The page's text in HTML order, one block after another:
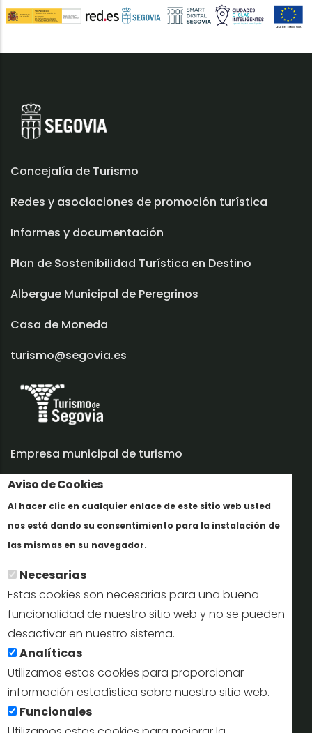
Aviso de Cookies
Al hacer clic en cualquier enlace de este sitio web usted
nos está dando su consentimiento para la instalación de
las mismas en su navegador.
Necesarias
Estas cookies son necesarias para una buena
funcionalidad de nuestro sitio web y no se pueden
desactivar en nuestro sistema.
Analíticas
Utilizamos estas cookies para proporcionar
información estadística sobre nuestro sitio web.
Funcionales
Concejalía de Turismo
Redes y asociaciones de promoción turística
Informes y documentación
Plan de Sostenibilidad Turística en Destino
Albergue Municipal de Peregrinos
Casa de Moneda
turismo@segovia.es
Empresa municipal de turismo
Trabaja con nosotros
Informes y documentación
Perfil del contratante
Oficinas de Turismo
reservas@turismodesegovia.com
info@turismodesegovia.com
Aviso legal |